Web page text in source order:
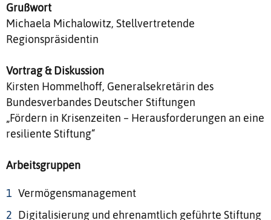
Grußwort
Michaela Michalowitz, Stellvertretende
Regionspräsidentin
Vortrag & Diskussion
Kirsten Hommelhoff, Generalsekretärin des
Bundesverbandes Deutscher Stiftungen
„Fördern in Krisenzeiten – Herausforderungen an eine
resiliente Stiftung“
Arbeitsgruppen
Vermögensmanagement
Digitalisierung und ehrenamtlich geführte Stiftung